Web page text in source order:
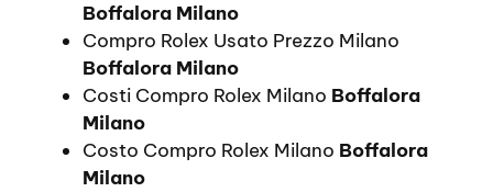
Boffalora Milano
Compro Rolex Usato Prezzo Milano
Boffalora Milano
Costi Compro Rolex Milano Boffalora
Milano
Costo Compro Rolex Milano Boffalora
Milano